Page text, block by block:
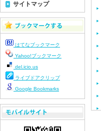
サイトマップ
はてなブックマーク
Yahoo!ブックマーク
del.icio.us
ライブドアクリップ
Google Bookmarks